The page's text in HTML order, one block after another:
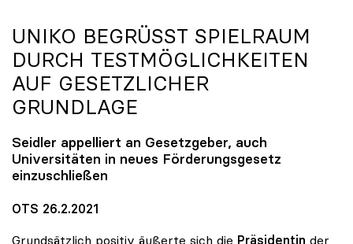
UNIKO BEGRÜSST SPIELRAUM D
URCH TESTMÖGLICHKEITEN A
UF GESETZLICHER G
RUNDLAGE
Seidler appelliert an Gesetzgeber, auch
Universitäten in neues Förderungsgesetz
einzuschließen
OTS 26.2.2021
Grundsätzlich positiv äußerte sich die Präsidentin der